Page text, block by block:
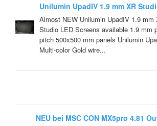
Unilumin UpadIV 1.9 mm XR
Novastar A10s ,7680 HZ ,
Almost NEW Unilumin UpadIV 1.9 mm
Studio LED Screens available 1.9 mm
pitch 500x500 mm panels Unilumin
Multi-color Gold wire...
NEU bei MSC CON MX5pro 4.81